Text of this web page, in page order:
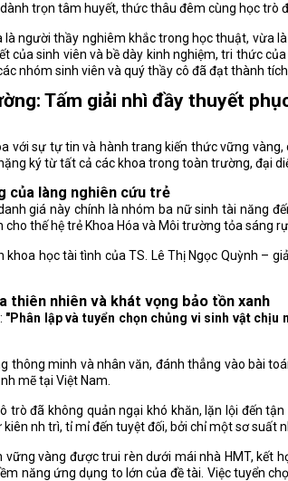
trọn tâm huyết, thức thâu đêm cùng học trò
người thầy nghiêm khắc trong học thuật, vừa
của sinh viên và bề dày kinh nghiệm, tri thức
nhóm sinh viên và quý thầy cô đã đạt thành
Tấm giải nhì đầy thuyết
với sự tự tin và hành trang kiến thức vững
ký từ tất cả các khoa trong toàn trường, đại
của làng nghiên cứu trẻ
giá này chính là nhóm ba nữ sinh tài năng
cho thế hệ trẻ Khoa Hóa và Môi trường tỏa sáng
khoa học tài tình của TS. Lê Thị Ngọc Quỳnh –
thiên nhiên và khát vọng bảo tồn xanh
"Phân lập và tuyển chọn chủng vi sinh vật
thông minh và nhân văn, đánh thẳng vào bài
mẽ tại Việt Nam.
trò đã không quản ngại khó khăn, lặn lội đến
nh trì, tỉ mỉ đến tuyệt đối, bởi chỉ một sơ suất
vững vàng được trui rèn dưới mái nhà HMT,
năng ứng dụng to lớn của đề tài. Việc tuyển